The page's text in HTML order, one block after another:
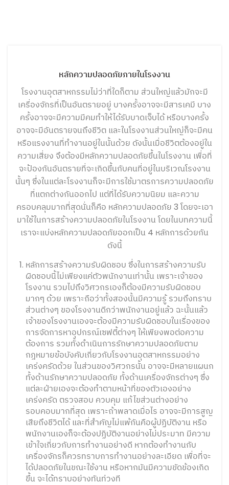
หลักความปลอดภัยภายในโรงงาน
โรงงานอุตสาหกรรมไม่ว่าที่ใดก็ตาม ส่วนใหญ่แล้วมักจะมี
เครื่องจักรที่เป็นอันตรายอยู่ บางครั้งอาจจะมีสารเคมี บาง
ครั้งอาจจะมีความมีคมทำให้ได้รับบาดเจ็บได้ หรือบางครั้ง
อาจจะมีอันตรายจนถึงชีวิต และในโรงงานส่วนใหญ่ก็จะมีคน
หรือแรงงานที่ทำงานอยู่ในนั้นด้วย ดังนั้นเมื่อชีวิตต้องอยู่ใน
ความเสี่ยง จึงต้องมีหลักความปลอดภัยขึ้นในโรงงาน เพื่อที่
จะป้องกันอันตรายที่จะเกิดขึ้นกับคนที่อยู่ในบริเวณโรงงาน
นั้นๆ ซึ่งในแต่ละโรงงานก็จะมีการใช้มาตรการความปลอดภัย
ที่แตกต่างกันออกไป แต่ที่ได้รับความนิยม และความ
ครอบคลุมมากที่สุดนั่นก็คือ หลักความปลอดภัย 3 โดยจะเอา
มาใช้ในการสร้างความปลอดภัยในโรงงาน โดยในบทความนี้
เราจะแบ่งหลักความปลอดภัยออกเป็น 4 หลักการด้วยกัน
ดังนี้
หลักการสร้างความรับผิดชอบ ซึ่งในการสร้างความรับ
ผิดชอบนี้ไม่เพียงแค่ตัวพนักงานเท่านั้น เพราะเจ้าของ
โรงงาน รวมไปถึงวิศวกรเองก็ต้องมีความรับผิดชอบ
มากๆ ด้วย เพราะถือว่าทั้งสองนั้นมีความรู้ รวมถึงทราบ
ส่วนต่างๆ ของโรงงานดีกว่าพนักงานอยู่แล้ว ฉะนั้นแล้ว
เจ้าของโรงงานเองจะต้องมีความรับผิดชอบในเรื่องของ
การจัดการหาอุปกรณ์เซฟตี้ต่างๆ ให้เพียงพอต่อความ
ต้องการ รวมทั้งดำเนินการรักษาความปลอดภัยตาม
กฎหมายข้อบังคับเกี่ยวกับโรงงานอุตสาหกรรมอย่าง
เคร่งครัดด้วย ในส่วนของวิศวกรนั้น อาจจะมีหลายแผนก
ทั้งด้านรักษาความปลอดภัย ทั้งด้านเครื่องจักรต่างๆ ซึ่ง
แต่ละฝ่ายเองจะต้องทำตามหน้าที่ของตัวเองอย่าง
เคร่งครัด ตรวจสอบ ควบคุม แก้ไขส่วนต่างอย่าง
รอบคอบมากที่สุด เพราะถ้าพลาดเมื่อไร อาจจะมีการสูญ
เสียถึงชีวิตได้ และที่สำคัญไม่แพ้กันคือผู้ปฏิบัติงาน หรือ
พนักงานเองก็จะต้องปฏิบัติงานอย่างไม่ประมาท มีความ
เข้าใจเกี่ยวกับการทำงานอย่างดี หากต้องทำงานกับ
เครื่องจักรก็ควรทราบการทำงานอย่างละเอียด เพื่อที่จะ
ได้ปลอดภัยในขณะใช้งาน หรือหากมันมีความขัดข้องเกิด
ขึ้น จะได้ทราบอย่างทันท่วงที